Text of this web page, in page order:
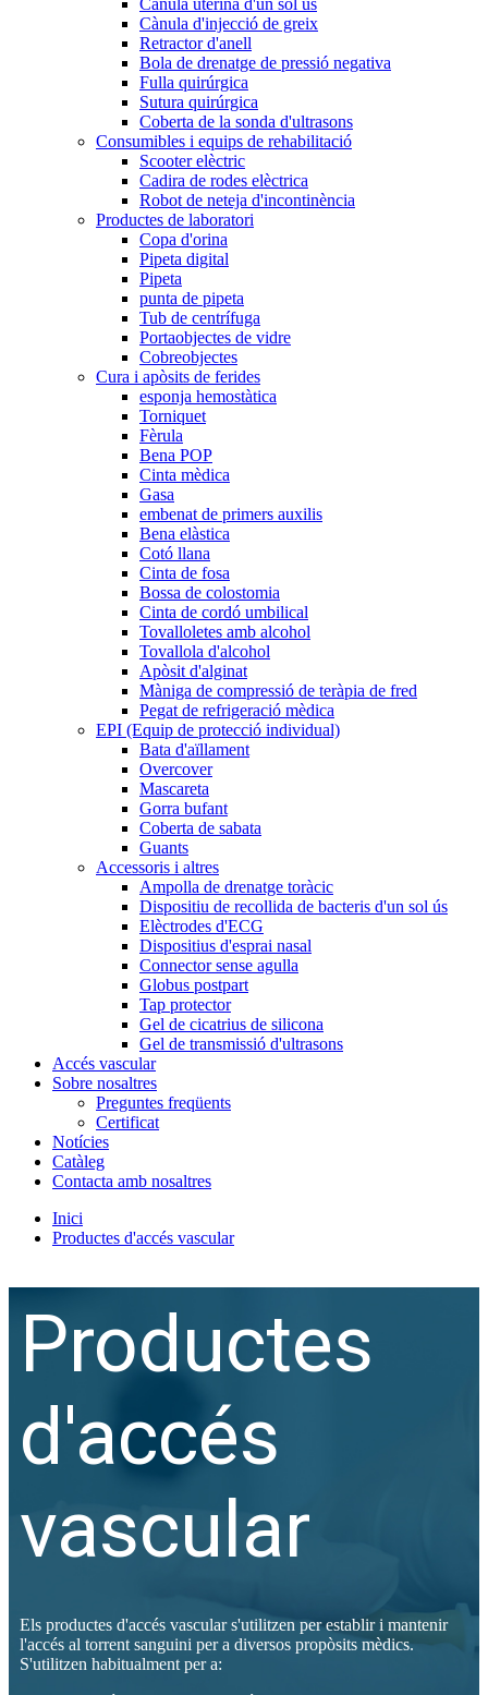
Cànula uterina d'un sol ús
Cànula d'injecció de greix
Retractor d'anell
Bola de drenatge de pressió negativa
Fulla quirúrgica
Sutura quirúrgica
Coberta de la sonda d'ultrasons
Consumibles i equips de rehabilitació
Scooter elèctric
Cadira de rodes elèctrica
Robot de neteja d'incontinència
Productes de laboratori
Copa d'orina
Pipeta digital
Pipeta
punta de pipeta
Tub de centrífuga
Portaobjectes de vidre
Cobreobjectes
Cura i apòsits de ferides
esponja hemostàtica
Torniquet
Fèrula
Bena POP
Cinta mèdica
Gasa
embenat de primers auxilis
Bena elàstica
Cotó llana
Cinta de fosa
Bossa de colostomia
Cinta de cordó umbilical
Tovalloletes amb alcohol
Tovallola d'alcohol
Apòsit d'alginat
Màniga de compressió de teràpia de fred
Pegat de refrigeració mèdica
EPI (Equip de protecció individual)
Bata d'aïllament
Overcover
Mascareta
Gorra bufant
Coberta de sabata
Guants
Accessoris i altres
Ampolla de drenatge toràcic
Dispositiu de recollida de bacteris d'un sol ús
Elèctrodes d'ECG
Dispositius d'esprai nasal
Connector sense agulla
Globus postpart
Tap protector
Gel de cicatrius de silicona
Gel de transmissió d'ultrasons
Accés vascular
Sobre nosaltres
Preguntes freqüents
Certificat
Notícies
Catàleg
Contacta amb nosaltres
Inici
Productes d'accés vascular
Productes
d'accés
vascular
Els productes d'accés vascular s'utilitzen per establir i mantenir
l'accés al torrent sanguini per a diversos propòsits mèdics.
S'utilitzen habitualment per a: